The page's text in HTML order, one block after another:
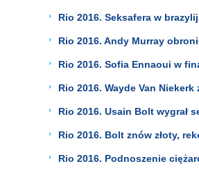
Rio 2016. Seksafera w
Rio 2016. Andy Murray
Rio 2016. Sofia Ennaoui w
Rio 2016. Wayde Van
Rio 2016. Usain Bolt wygrał
Rio 2016. Bolt znów złoty,
Rio 2016. Podnoszenie